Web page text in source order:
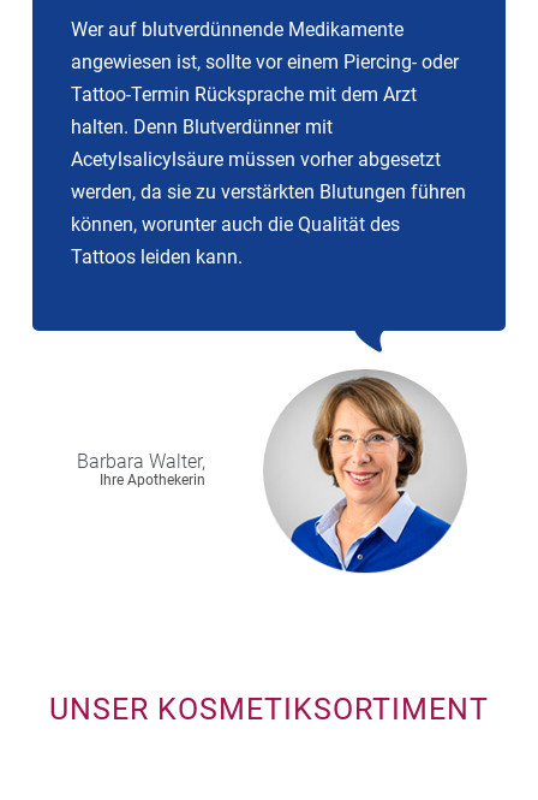
Wer auf blutverdünnende Medikamente
angewiesen ist, sollte vor einem Piercing- oder
Tattoo-Termin Rücksprache mit dem Arzt
halten. Denn Blutverdünner mit
Acetylsalicylsäure müssen vorher abgesetzt
werden, da sie zu verstärkten Blutungen führen
können, worunter auch die Qualität des
Tattoos leiden kann.
Barbara Walter,
Ihre Apothekerin
UNSER KOSMETIKSORTIMENT